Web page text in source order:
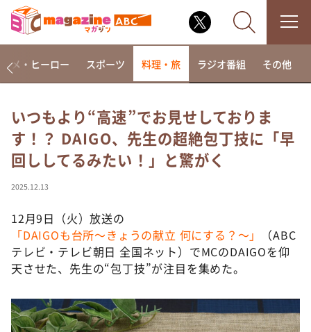
なるみ・岡村の過ぎるTV
相席食堂
これ余談なんですけど・・・
て真剣です
探偵！ナイトスクープ
news おかえり
DAIGOも台所 ～きょうの献立 何にする？～
メ・ヒーロー スポーツ 料理・旅 ラジオ番組 その他
いつもより“高速”でお見せしておりま
す！？ DAIGO、先生の超絶包丁技に「早
回ししてるみたい！」と驚がく
2025.12.13
12月9日（火）放送の
「DAIGOも台所～きょうの献立 何にする？～」
（ABC
テレビ・テレビ朝日 全国ネット）でMCのDAIGOを仰
天させた、先生の“包丁技”が注目を集めた。